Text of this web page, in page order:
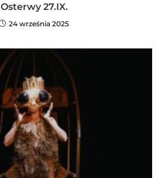
Osterwy 27.IX.
24 września 2025